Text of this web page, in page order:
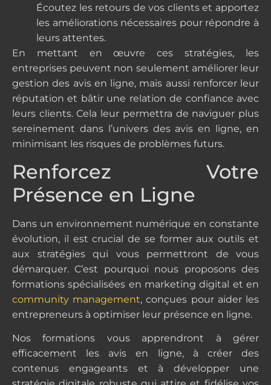
Écoutez les retours de vos clients et apportez
les améliorations nécessaires pour répondre à
leurs attentes.
En mettant en œuvre ces stratégies, les
entreprises peuvent non seulement améliorer leur
gestion des avis en ligne, mais aussi renforcer leur
réputation et bâtir une relation de confiance avec
leurs clients. Cela leur permettra de naviguer plus
sereinement dans l’univers des avis en ligne, en
minimisant les risques de problèmes futurs.
Renforcez Votre
Présence en Ligne
Dans un environnement numérique en constante
évolution, il est crucial de se former aux outils et
aux stratégies qui vous permettront de vous
démarquer. C’est pourquoi nous proposons des
formations spécialisées en marketing digital et en
community management, conçues pour aider les
entrepreneurs à optimiser leur présence en ligne.
Nos formations vous apprendront à gérer
efficacement les avis en ligne, à créer des
contenus engageants et à développer une